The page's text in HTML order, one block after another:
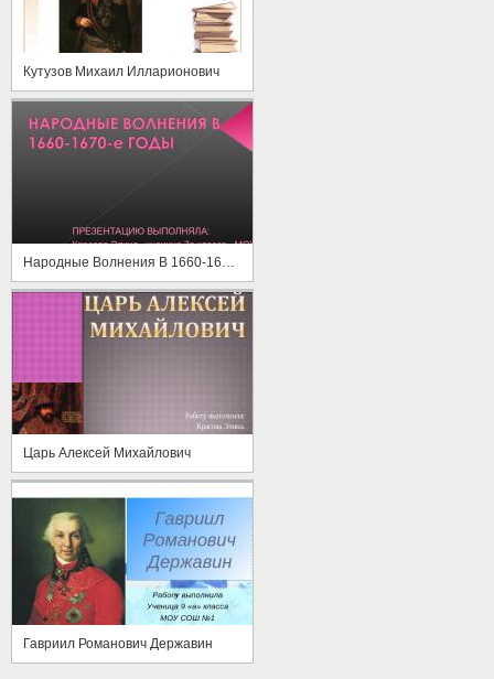
Кутузов Михаил Илларионович
Царь Алексей Михайлович
Гавриил Романович Державин